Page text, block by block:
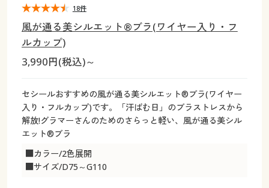
大きいサイズ レディース下着
大きいサイズ 事務・制服
カタログ
デジタルカタログ
会員メニュー
大きいサイズ メンズ
大きいサイズ 事務・制服
カタログ
カタログ・チラシからのご注文
デジタルカタログ
カタログ無料プレゼント
会員メニュー
マイページ
風が通る美シルエット®ブラ(ワイヤー入り・フ
ルカップ)
3,990円(税込)～
セシールおすすめの風が通る美シルエット®ブラ(ワイヤー
入り・フルカップ)です。「汗ばむ日」のブラストレスから
解放!グラマーさんのためのさらっと軽い、風が通る美シル
エット®ブラ
■カラー/2色展開
■サイズ/D75～G110
18件